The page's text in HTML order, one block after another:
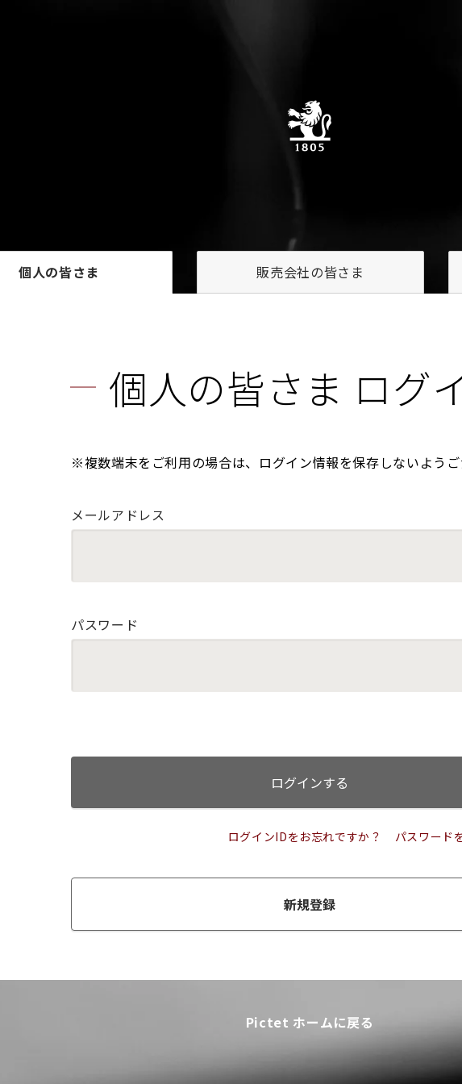
個人の皆さま 販売会社の皆さま
個人の皆さま ログ
※複数端末をご利用の場合は、ログイン情報を保存しないよう
メールアドレス
パスワード
ログインする
ログインIDをお忘れですか？ パスワード
新規登録
Pictet ホームに戻る